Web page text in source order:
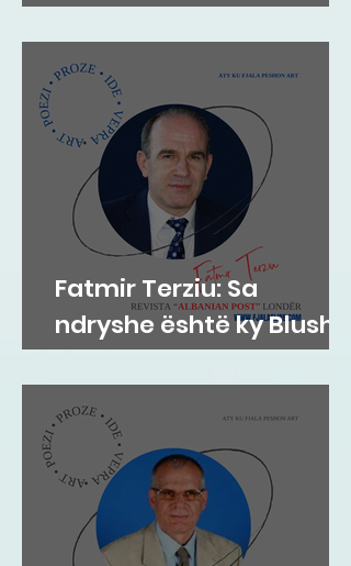
me dashuri
Fatmir Terziu: Sa
ndryshe është ky Blushi
nga Blushi